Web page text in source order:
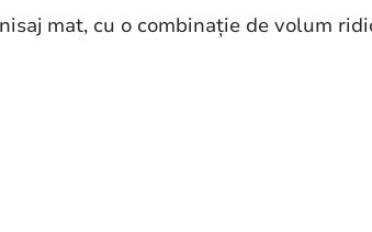
mat, cu o combinație de volum